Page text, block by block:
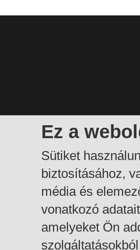
Ez a
Sütiket
biztosításához,
média és
vonatkozó
amelyeket Ön